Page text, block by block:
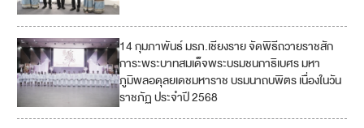
14 กุมภาพันธ์ มรภ.เชียงราย จัดพิธีถวายราชสัก
การะพระบาทสมเด็จพระบรมชนกาธิเบศร มหา
ภูมิพลอดุลยเดชมหาราช บรมนาถบพิตร เนื่องในวัน
ราชภัฏ ประจำปี 2568